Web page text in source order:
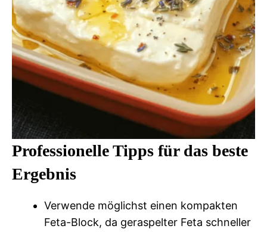
Professionelle Tipps für das beste
Ergebnis
Verwende möglichst einen kompakten
Feta-Block, da geraspelter Feta schneller